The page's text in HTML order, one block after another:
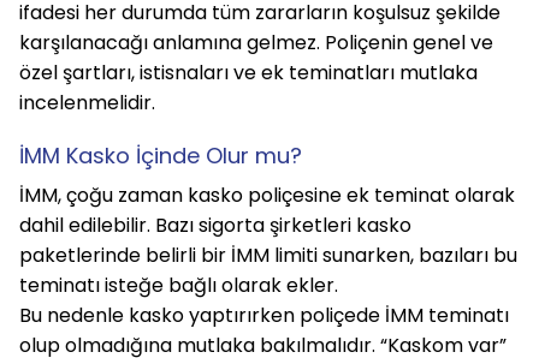
ifadesi her durumda tüm zararların koşulsuz şekilde
karşılanacağı anlamına gelmez. Poliçenin genel ve
özel şartları, istisnaları ve ek teminatları mutlaka
incelenmelidir.
İMM Kasko İçinde Olur mu?
İMM, çoğu zaman kasko poliçesine ek teminat olarak
dahil edilebilir. Bazı sigorta şirketleri kasko
paketlerinde belirli bir İMM limiti sunarken, bazıları bu
teminatı isteğe bağlı olarak ekler.
Bu nedenle kasko yaptırırken poliçede İMM teminatı
olup olmadığına mutlaka bakılmalıdır. “Kaskom var”